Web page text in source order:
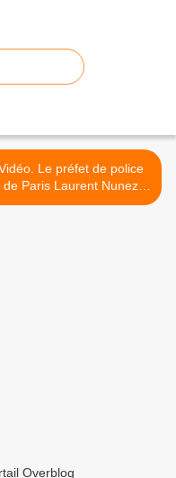
Le préfet de police
de Paris Laurent Nunez
confirme la présence de
Overblog